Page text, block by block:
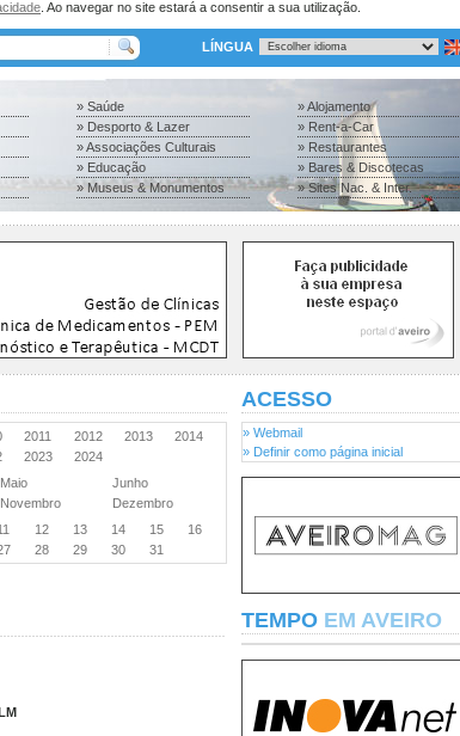
. Ao navegar no site estará a consentir a sua utilização.
LÍNGUA
» Saúde
» Desporto & Lazer
» Associações Culturais
» Educação
» Museus & Monumentos
» Alojamento
» Rent-a-Car
» Restaurantes
» Bares & Discotecas
» Sites Nac. & Inter.
2011 2012 2013
2014
2023
2024
Maio
Junho
Novembro
Dezembro
12 13 14 15
16
28 29 30 31
ACESSO
» Webmail
» Definir como página inicial
TEMPO EM AVEIRO